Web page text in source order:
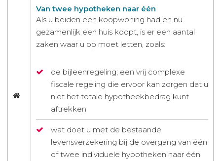
Van twee hypotheken naar één
Als u beiden een koopwoning had en nu
gezamenlijk een huis koopt, is er een aantal
zaken waar u op moet letten, zoals:
de bijleenregeling; een vrij complexe
fiscale regeling die ervoor kan zorgen dat u
niet het totale hypotheekbedrag kunt
aftrekken
wat doet u met de bestaande
levensverzekering bij de overgang van één
of twee individuele hypotheken naar één